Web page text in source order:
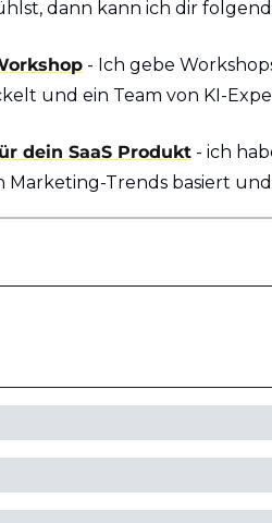
dann kann ich dir
- Ich gebe
und ein Team von KI-
dein SaaS Produkt - ich
Trends basiert